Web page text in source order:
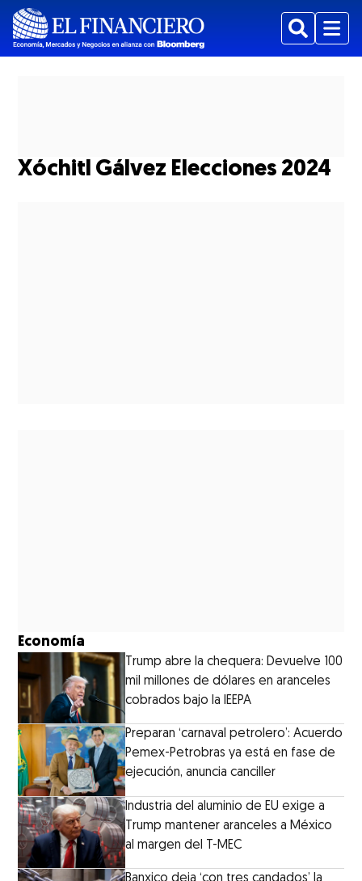
BuscarMenu
Xóchitl Gálvez Elecciones 2024
Economía
Trump abre la chequera: Devuelve 100
mil millones de dólares en aranceles
cobrados bajo la IEEPA
Preparan ‘carnaval petrolero’: Acuerdo
Pemex-Petrobras ya está en fase de
ejecución, anuncia canciller
Industria del aluminio de EU exige a
Trump mantener aranceles a México
al margen del T-MEC